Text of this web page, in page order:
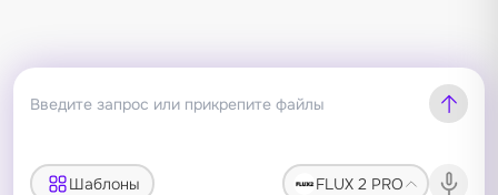
Шаблоны
FLUX 2 PRO